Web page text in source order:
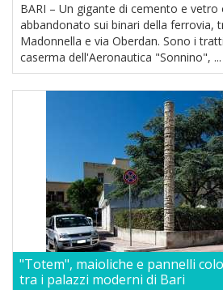
BARI – Un gigante di cemento e vetro
abbandonato sui binari della ferrovia,
Madonnella e via Oberdan. Sono i
caserma dell'Aeronautica "Sonnino", ...
"Totem", maioliche e pannelli
tra i palazzi moderni di Bari